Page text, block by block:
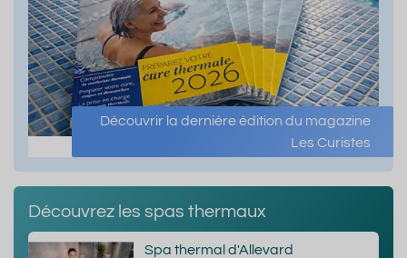
Découvrir la dernière édition du magazine
Les Curistes
Découvrez les spas thermaux
Spa thermal d'Allevard